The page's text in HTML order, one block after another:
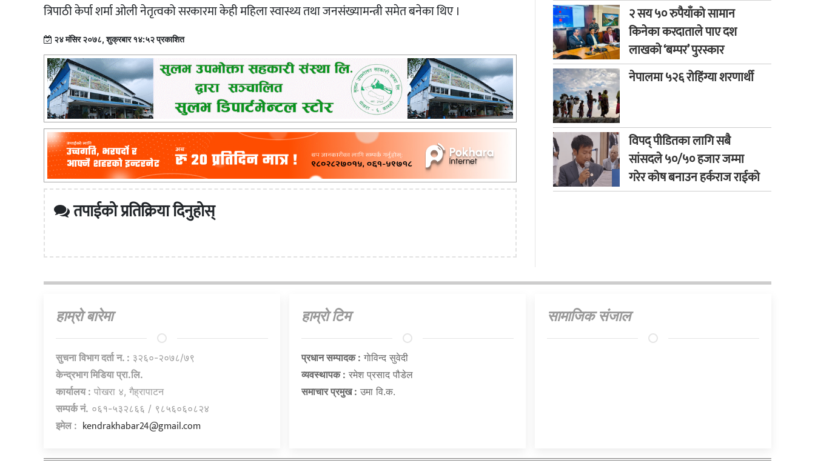
त्रिपाठी केर्पा शर्मा ओली नेतृत्वको सरकारमा केही महिला स्वास्थ्य तथा जनसंख्यामन्त्री समेत बनेका थिए ।
२४ मंसिर २०७८, शुक्रबार १४:५२ प्रकाशित
तपाईको प्रतिक्रिया दिनुहोस्
२ सय ५० रुपैयाँको सामान
किनेका करदाताले पाए दश
लाखको ‘बम्पर’ पुरस्कार
नेपालमा ५२६ रोहिंग्या शरणार्थी
विपद् पीडितका लागि सबै
सांसदले ५०/५० हजार जम्मा
गरेर कोष बनाउन हर्कराज राईको
प्रस्ताव
हाम्राे बारेमा
सुचना विभाग दर्ता न. : ३२६०-२०७८/७९
केन्द्रभाग मिडिया प्रा.लि.
कार्यालय : पोखरा ४, गैह्रापाटन
सम्पर्क नं. ०६१-५३२८६६ / ९८५६०६०८२४
इमेल : kendrakhabar24@gmail.com
हाम्राे टिम
प्रधान सम्पादक : गाेविन्द सुवेदी
व्यवस्थापक : रमेश प्रसाद पौडेल
समाचार प्रमुख : उमा वि.क.
सामाजिक संजाल